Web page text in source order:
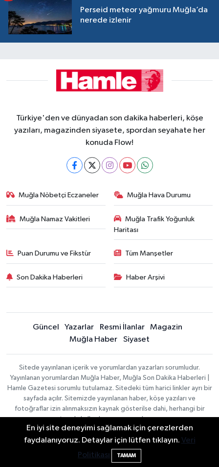
Perseid meteor yağmuru Muğla’da
nerede izlenir
Türkiye'den ve dünyadan son dakika haberleri, köşe
yazıları, magazinden siyasete, spordan seyahate her
konuda Flow!
Muğla Nöbetçi Eczaneler Muğla Hava Durumu
Muğla Namaz Vakitleri
Muğla Trafik Yoğunluk
Haritası
Puan Durumu ve Fikstür Tüm Manşetler
Son Dakika Haberleri Haber Arşivi
Güncel Yazarlar Resmi İlanlar
Magazin
Muğla Haber
Siyaset
Sitede yayınlanan içerik ve yorumlardan yazarları sorumludur.
Yayınlanan yorumlardan Muğla Haber, Muğla Son Dakika Haberleri |
Hamle Gazetesi sorumlu tutulamaz. Sitedeki tüm harici linkler ayrı bir
sayfada açılır. Sitemizde yayınlanan haber, köşe yazıları ve
fotoğraflar izin alınmaksızın kaynak gösterilse dahi, herhangi bir
ortamda kullanılamaz ve yayınlanamaz
| Copyright © 2026
En iyi site deneyimi sağlamak için çerezlerden
faydalanıyoruz. Detaylar için lütfen tıklayın. Veri
Politikası
TAMAM